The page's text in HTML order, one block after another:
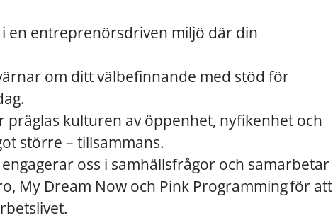
i en entreprenörsdriven miljö där din
om ditt välbefinnande med stöd för
präglas kulturen av öppenhet, nyfikenhet och
större – tillsammans.
oss i samhällsfrågor och samarbetar
My Dream Now och Pink Programming för att